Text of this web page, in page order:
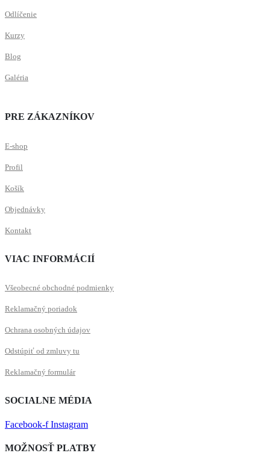
Odlíčenie
Kurzy
Blog
Galéria
PRE ZÁKAZNÍKOV
E-shop
Profil
Košík
Objednávky
Kontakt
VIAC INFORMÁCIÍ
Všeobecné obchodné podmienky
Reklamačný poriadok
Ochrana osobných údajov
Odstúpiť od zmluvy tu
Reklamačný formulár
SOCIALNE MÉDIA
Facebook-f Instagram
MOŽNOSŤ PLATBY